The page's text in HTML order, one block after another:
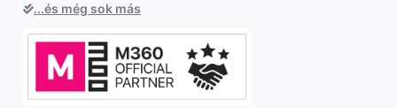
...és még sok más